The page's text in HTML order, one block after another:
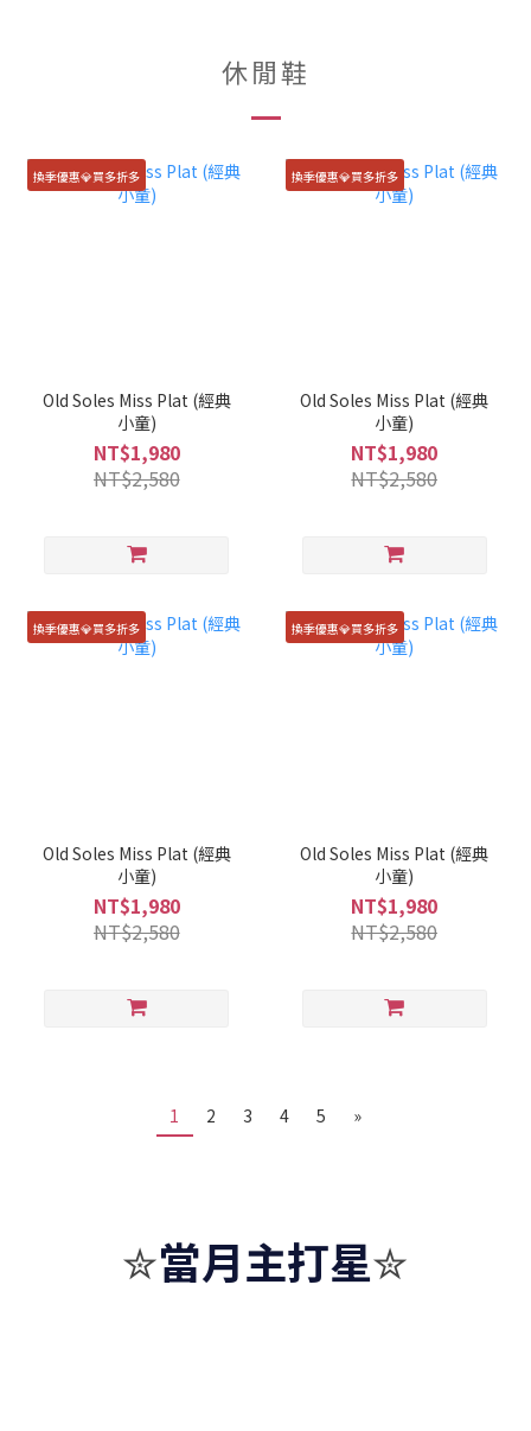
休閒鞋
換季優惠💎買多折多
Old Soles Miss Plat (經典
小童)
NT$1,980
NT$2,580
換季優惠💎買多折多
Old Soles Miss Plat (經典
小童)
NT$1,980
NT$2,580
換季優惠💎買多折多
Old Soles Miss Plat (經典
小童)
NT$1,980
NT$2,580
換季優惠💎買多折多
Old Soles Miss Plat (經典
小童)
NT$1,980
NT$2,580
1 2 3 4 5 »
✮當月主打星✮